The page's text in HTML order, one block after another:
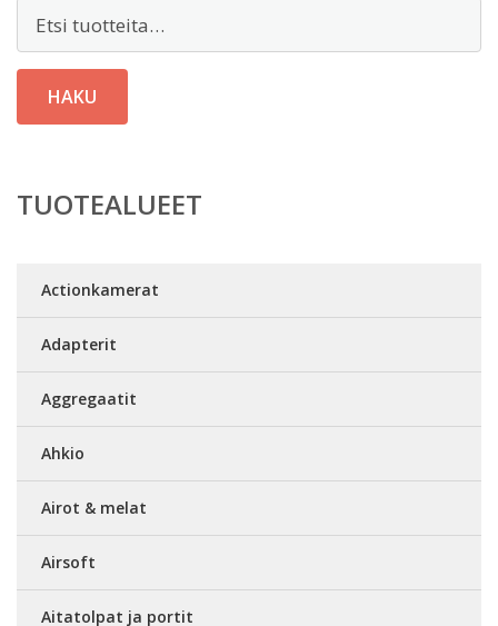
HAKU
TUOTEALUEET
Actionkamerat
Adapterit
Aggregaatit
Ahkio
Airot & melat
Airsoft
Aitatolpat ja portit